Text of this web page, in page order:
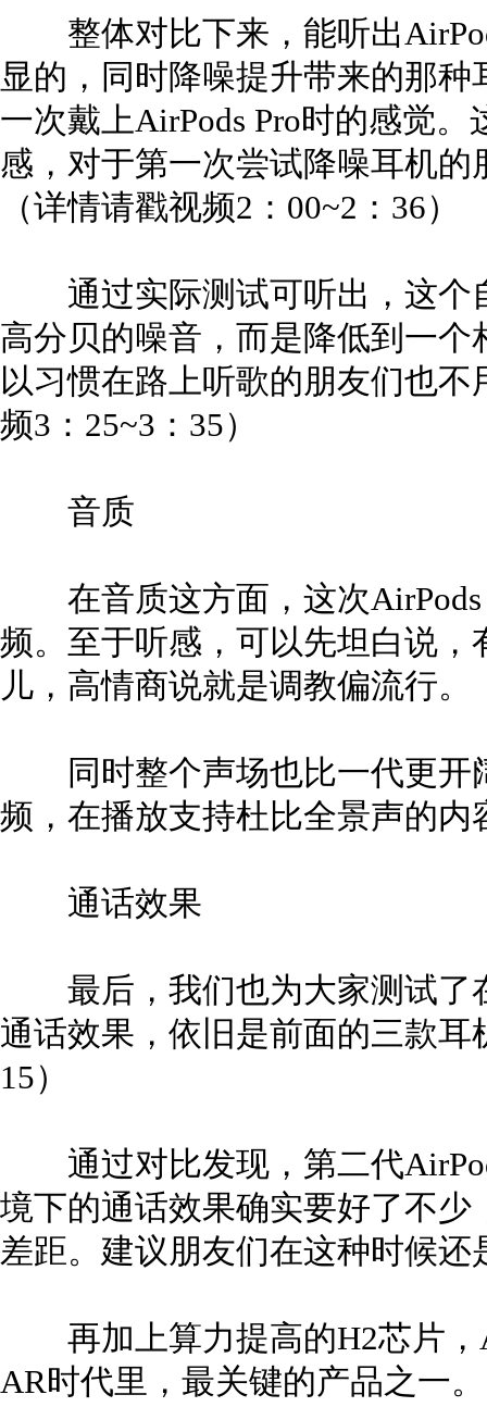
整体对比下来，能听出
显的，同时降噪提升带来的那
一次戴上AirPods Pro时的感觉
感，对于第一次尝试降噪耳机
（详情请戳视频2：00~2：36）
通过实际测试可听出，这个
高分贝的噪音，而是降低到一
以习惯在路上听歌的朋友们也
频3：25~3：35）
音质
在音质这方面，这次AirPods
频。至于听感，可以先坦白说
儿，高情商说就是调教偏流行。
同时整个声场也比一代更开
频，在播放支持杜比全景声的
通话效果
最后，我们也为大家测试了
通话效果，依旧是前面的三款耳
15）
通过对比发现，第二代
境下的通话效果确实要好了不少
差距。建议朋友们在这种时候
再加上算力提高的H2芯片，
AR时代里，最关键的产品之一。